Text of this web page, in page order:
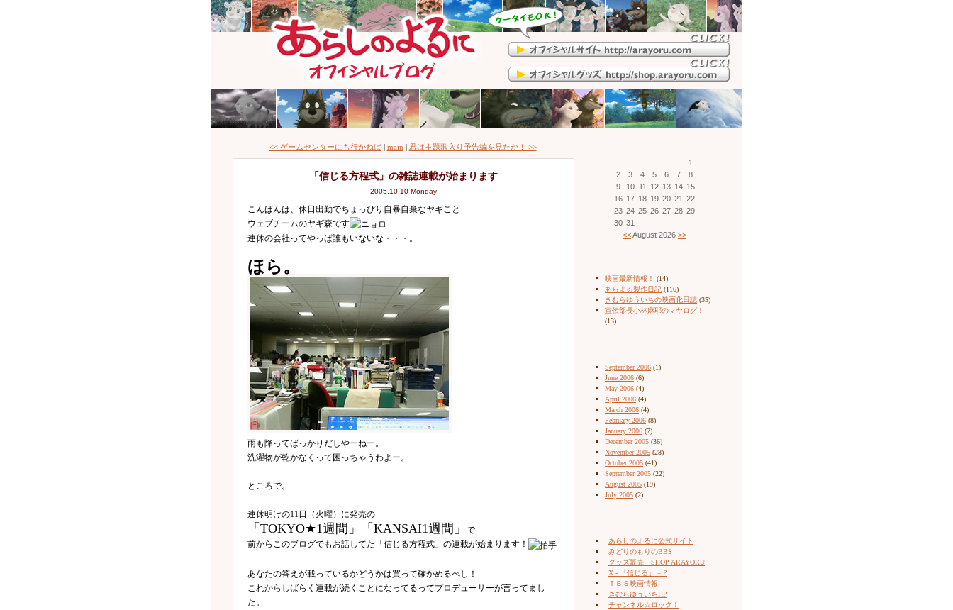
<< ゲームセンターにも行かねば| main | 君は主題歌入り予告編を見たか！ >>
「信じる方程式」の雑誌連載が始まります
2005.10.10 Monday
こんばんは、休日出勤でちょっぴり自暴自棄なヤギこと
ウェブチームのヤギ森です
連休の会社ってやっぱ誰もいないな・・・。
ほら。
雨も降ってばっかりだしやーねー。
洗濯物が乾かなくって困っちゃうわよー。
ところで。
連休明けの11日（火曜）に発売の
「TOKYO★1週間」「KANSAI1週間」
で
前からこのブログでもお話してた「信じる方程式」の連載が始まります！
あなたの答えが載っているかどうかは買って確かめるべし！
これからしばらく連載が続くことになってるってプロデューサーが言ってまし
た。
1
2
3 4 5 6 7
8
9
10 11 12 13 14 15
16 17 18 19 20 21 22
23 24 25 26 27 28 29
30 31
<<August 2026 >>
映画最新情報！
(14)
あらよる製作日記 (116)
きむらゆういちの映画化日誌 (35)
宣伝部長小林麻耶のマヤログ！
(13)
September 2006 (1)
June 2006 (6)
May 2006 (4)
April 2006 (4)
March 2006 (4)
February 2006 (8)
January 2006 (7)
December 2005 (36)
November 2005 (28)
October 2005 (41)
September 2005 (22)
August 2005 (19)
July 2005 (2)
あらしのよるに公式サイト
みどりのもりのBBS
グッズ販売 SHOP ARAYORU
X - 「信じる」 = ?
ＴＢＳ映画情報
きむらゆういちHP
チャンネル☆ロック！